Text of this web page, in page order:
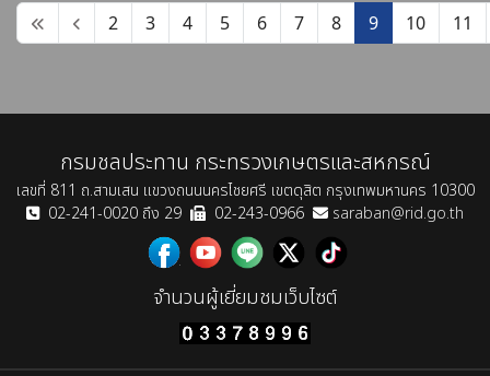
2 3 4 5 6 7 8 9 10 11
กรมชลประทาน กระทรวงเกษตรและสหกรณ์
เลขที่ 811 ถ.สามเสน แขวงถนนนครไชยศรี เขตดุสิต กรุงเทพมหานคร 10300
02-241-0020 ถึง 29
02-243-0966 saraban@rid.go.th
จำนวนผู้เยี่ยมชมเว็บไซต์